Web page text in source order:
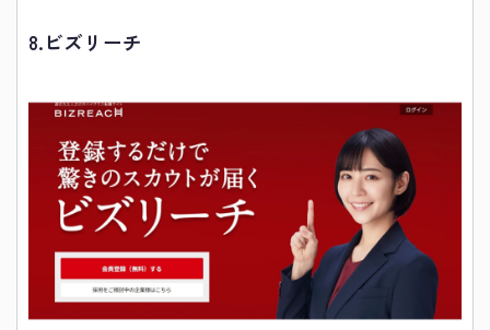
8. ビズリーチ